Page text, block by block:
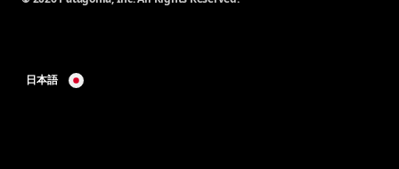
日本語